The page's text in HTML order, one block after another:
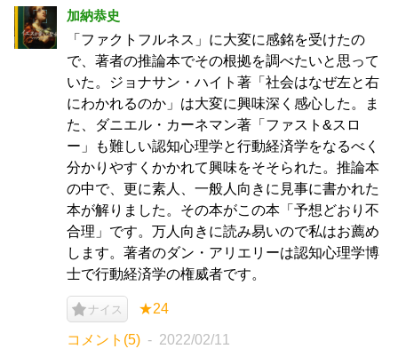
加納恭史
「ファクトフルネス」に大変に感銘を受けたの
で、著者の推論本でその根拠を調べたいと思って
いた。ジョナサン・ハイト著「社会はなぜ左と右
にわかれるのか」は大変に興味深く感心した。ま
た、ダニエル・カーネマン著「ファスト&スロ
ー」も難しい認知心理学と行動経済学をなるべく
分かりやすくかかれて興味をそそられた。推論本
の中で、更に素人、一般人向きに見事に書かれた
本が解りました。その本がこの本「予想どおり不
合理」です。万人向きに読み易いので私はお薦め
します。著者のダン・アリエリーは認知心理学博
士で行動経済学の権威者です。
ナイス ★24
コメント(5) 2022/02/11